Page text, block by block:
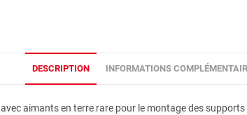
DESCRIPTION INFORMATIONS
aimants en terre rare pour le montage des